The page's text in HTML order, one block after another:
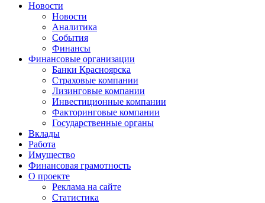
Новости
Новости
Аналитика
События
Финансы
Финансовые организации
Банки Красноярска
Страховые компании
Лизинговые компании
Инвестиционные компании
Факторинговые компании
Государственные органы
Вклады
Работа
Имущество
Финансовая грамотность
О проекте
Реклама на сайте
Статистика